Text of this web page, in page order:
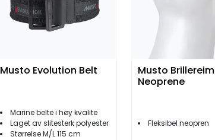
Musto Evolution Belt
Marine belte i høy kvalite
Laget av slitesterk polyester
Størrelse M/L 115 cm
Musto Brillereim
Neoprene
Fleksibel neopren